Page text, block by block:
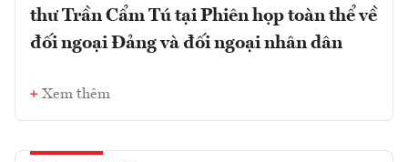
thư Trần Cẩm Tú tại Phiên họp toàn thể về
đối ngoại Đảng và đối ngoại nhân dân
Xem thêm